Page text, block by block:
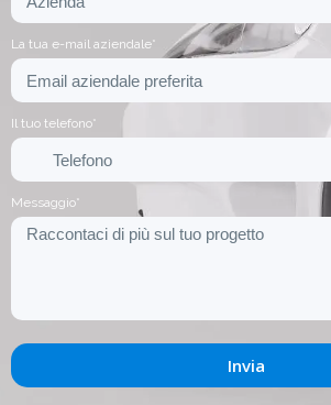
La tua e-mail aziendale*
Il tuo telefono*
Messaggio*
Invia